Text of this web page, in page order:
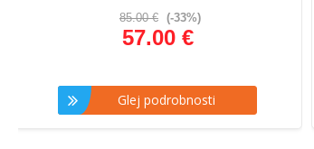
85.00 € (-33%)
57.00 €
Glej podrobnosti